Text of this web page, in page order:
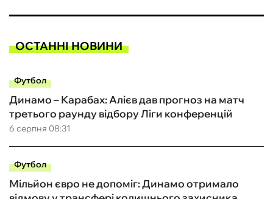
ОСТАННІ НОВИНИ
Футбол
6 серпня 08:31
Динамо – Карабах: Алієв дав прогноз на матч
третього раунду відбору Ліги конференцій
Футбол
Мільйон євро не допоміг: Динамо отримало